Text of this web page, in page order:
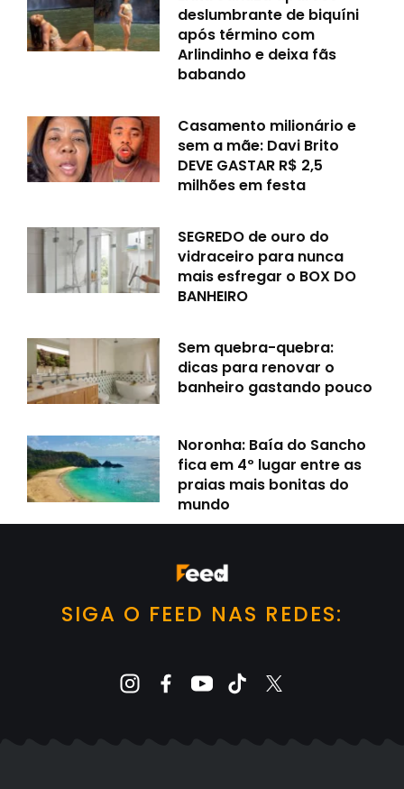
deslumbrante de biquíni
após término com
Arlindinho e deixa fãs
babando
Casamento milionário e
sem a mãe: Davi Brito
DEVE GASTAR R$ 2,5
milhões em festa
SEGREDO de ouro do
vidraceiro para nunca
mais esfregar o BOX DO
BANHEIRO
Sem quebra-quebra:
dicas para renovar o
banheiro gastando pouco
Noronha: Baía do Sancho
fica em 4º lugar entre as
praias mais bonitas do
mundo
SIGA O FEED NAS REDES: